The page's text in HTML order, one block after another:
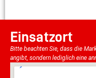
Einsatzort
Bitte beachten Sie, dass die
angibt, sondern lediglich eine